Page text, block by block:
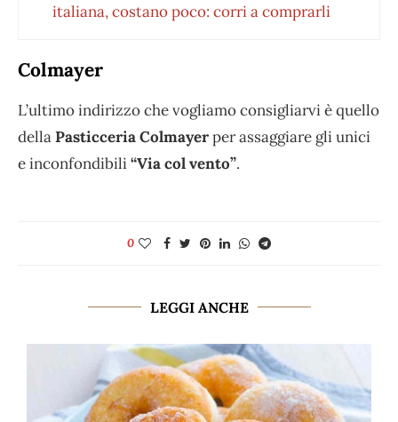
italiana, costano poco: corri a comprarli
Colmayer
L’ultimo indirizzo che vogliamo consigliarvi è quello
dellaPasticceria Colmayerper assaggiare gli unici
e inconfondibili“Via col vento”.
0
LEGGI ANCHE